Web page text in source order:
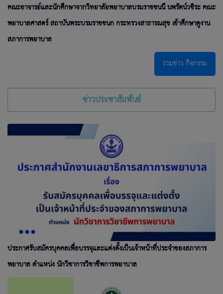
คณะอาจารย์และนักศึกษาจากวิทยาลัยพยาบาลบรมราชชนนี นพรัตน์วชิระ คณะ
พยาบาลศาสตร์ สถาบันพระบรมราชชนก กระทรวงสาธารณสุข เข้าศึกษาดูงาน
สภาการพยาบาล
รวมข่าว กิจกรรม
ข่าวประชาสัมพันธ์
ประกาศรับสมัครบุคคลเพื่อบรรจุและแต่งตั้งเป็นเจ้าหน้าที่ประจำของสภาการ
พยาบาล ตำแหน่ง นักวิชาการวิชาชีพการพยาบาล